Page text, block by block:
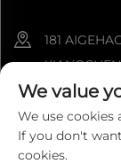
181
We value
We use
If you don't
cookies.